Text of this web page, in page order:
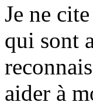
Je ne
qui sont
aider à